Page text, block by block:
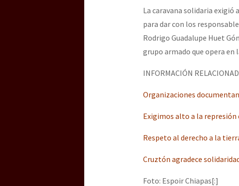
La caravana solidaria exigió
para dar con los
Rodrigo Guadalupe Huet
grupo armado que opera en
INFORMACIÓN
Organizaciones
Exigimos alto a la represión
Respeto al derecho a la
Cruztón agradece
Foto: Espoir Chiapas[:]